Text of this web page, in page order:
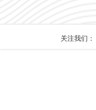
关注我们：